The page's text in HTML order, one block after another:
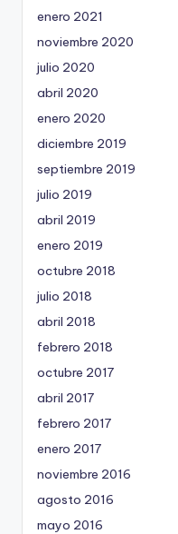
enero 2021
noviembre 2020
julio 2020
abril 2020
enero 2020
diciembre 2019
septiembre 2019
julio 2019
abril 2019
enero 2019
octubre 2018
julio 2018
abril 2018
febrero 2018
octubre 2017
abril 2017
febrero 2017
enero 2017
noviembre 2016
agosto 2016
mayo 2016